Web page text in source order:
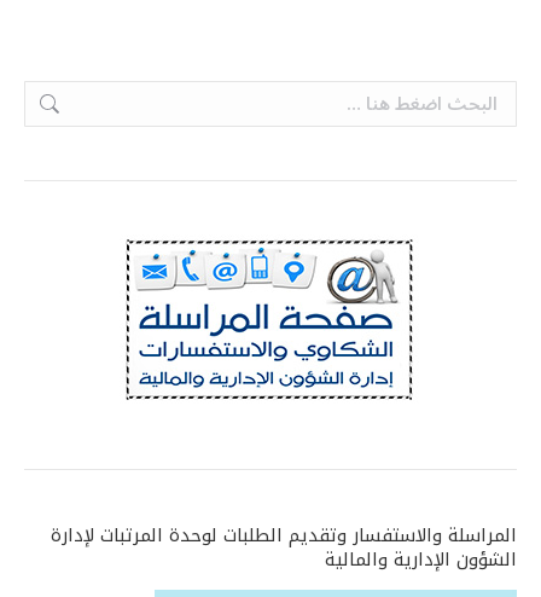
Search:
المراسلة والاستفسار وتقديم الطلبات لوحدة المرتبات لإدارة
الشؤون الإدارية والمالية